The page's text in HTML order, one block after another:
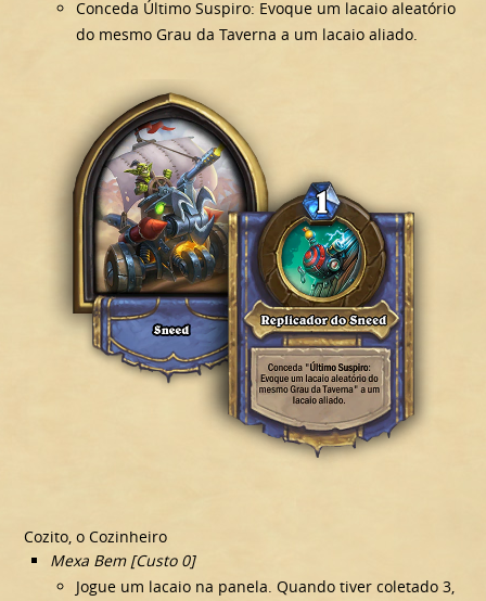
Conceda Último Suspiro: Evoque um lacaio aleatório
do mesmo Grau da Taverna a um lacaio aliado.
Cozito, o Cozinheiro
Mexa Bem [Custo 0]
Jogue um lacaio na panela. Quando tiver coletado 3,